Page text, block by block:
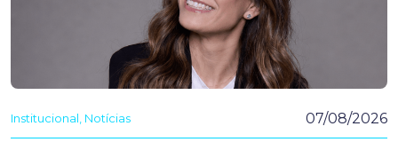
Institucional Notícias 07/08/2026